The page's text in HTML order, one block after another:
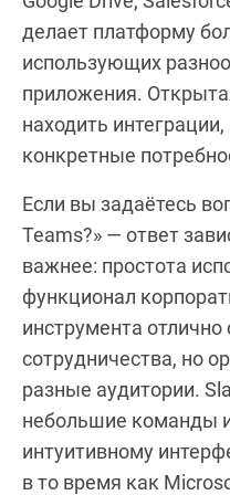
делает платформу
использующих
приложения.
находить
конкретные
Если вы задаётесь
Teams?» — ответ
важнее: простота
функционал
инструмента
сотрудничества, но
разные аудитории.
небольшие команды
интуитивному
в то время как